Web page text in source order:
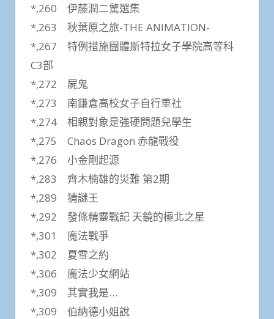
*,260 伊藤潤二驚選集
*,263 秋葉原之旅-THE ANIMATION-
*,267 特例措施團體斯特拉女子學院高等科
C3部
*,272 屍鬼
*,273 南鎌倉高校女子自行車社
*,274 相親對象是強硬問題兒學生
*,275 Chaos Dragon 赤龍戰役
*,276 小金剛起源
*,283 齊木楠雄的災難 第2期
*,289 猜謎王
*,292 發條精靈戰記 天鏡的極北之星
*,301 魔法戰爭
*,302 夏雪之約
*,306 魔法少女網站
*,309 其實我是…
*,309 伯納德小姐說